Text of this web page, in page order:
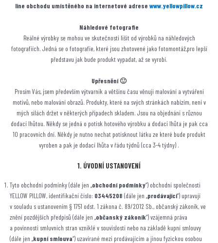
line obchodu umístěného na internetové adrese www.yellowpillow.cz
Náhledové fotografie
Reálné výrobky se mohou ve skutečnosti lišit od výrobků na náhledových
fotografiích. Jedná se o fotografie, které jsou zhotovené jako fotomontáž,pro lepší
představu jak bude produkt vypadat, až se vyrobí.
Upřesnění 🙂
Prosím Vás, jsem především výtvarník a většinu času věnuji malování a vytváření
motivů, nebo malování obrazů. Produkty, které na svých stránkách nabízím, není v
mých silách držet v některých případech skladem. Jsou na objednání s různou
dodací lhůtou. Někdy se jedná o potisk hotového výrobku a dodací lhůta je pak cca
10 pracovních dní. Někdy je nutno nechat potisknout látku ze které bude produkt
vyroben a pak je dodací lhůta v řádu týdnů (cca 3-4 týdny) .
1. ÚVODNÍ USTANOVENÍ
Tyto obchodní podmínky (dále jen „obchodní podmínky“) obchodní společnosti
YELLOW PILLOW, identifikační číslo: 03445208 (dále jen „prodávající“) upravují
v souladu s ustanovením § 1751 odst. 1 zákona č. 89/2012 Sb., občanský zákoník, ve
znění pozdějších předpisů (dále jen „občanský zákoník“) vzájemná práva
a povinnosti smluvních stran vzniklé v souvislosti nebo na základě kupní smlouvy
(dále jen „kupní smlouva“) uzavírané mezi prodávajícím a jinou fyzickou osobou